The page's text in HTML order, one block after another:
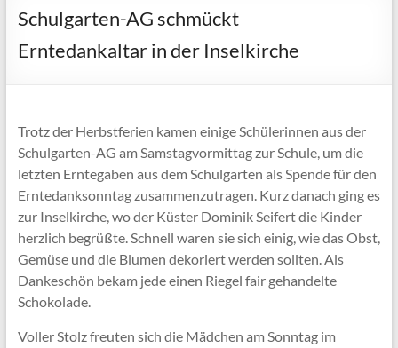
Schulgarten-AG schmückt
Erntedankaltar in der Inselkirche
Trotz der Herbstferien kamen einige Schülerinnen aus der
Schulgarten-AG am Samstagvormittag zur Schule, um die
letzten Erntegaben aus dem Schulgarten als Spende für den
Erntedanksonntag zusammenzutragen. Kurz danach ging es
zur Inselkirche, wo der Küster Dominik Seifert die Kinder
herzlich begrüßte. Schnell waren sie sich einig, wie das Obst,
Gemüse und die Blumen dekoriert werden sollten. Als
Dankeschön bekam jede einen Riegel fair gehandelte
Schokolade.
Voller Stolz freuten sich die Mädchen am Sonntag im